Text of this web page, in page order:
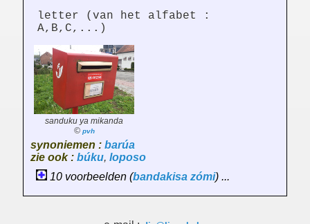
letter (van het alfabet :
A,B,C,...)
sanduku ya mikanda
© pvh
synoniemen : barúa
zie ook : búku, loposo
10 voorbeelden (bandakisa zómi) ...